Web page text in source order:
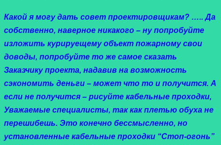
Какой я могу дать совет проектировщикам? ….. Да
собственно, наверное никакого – ну попробуйте
изложить курируещему объект пожарному свои
доводы, попробуйте то же самое сказать
Заказчику проекта, надавив на возможность
сэкономить деньги – может что то и получится. А
если не получится – рисуйте кабельные проходки,
Уважаемые специалисты, так как плетью обуха не
перешибешь. Это конечно бессмысленно, но
установленные кабельные проходки “Стоп-огонь”